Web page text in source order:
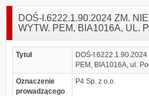
DOŚ-I.6222.1.90.2024 ZM.
WYTW. PEM, BIA1016A, UL.
Tytuł
DOŚ-I.6222.1.90.2024
PEM, BIA1016A, ul.
Oznaczenie
prowadzącego
P4 Sp. z o.o.